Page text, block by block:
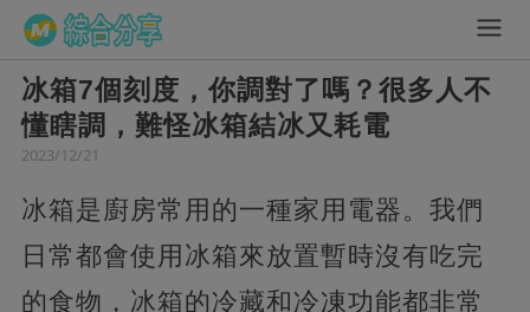
冰箱7個刻度，你調對了嗎？很多人不
懂瞎調，難怪冰箱結冰又耗電
2023/12/21
冰箱是廚房常用的一種家用電器。我們
日常都會使用冰箱來放置暫時沒有吃完
的食物，冰箱的冷藏和冷凍功能都非常